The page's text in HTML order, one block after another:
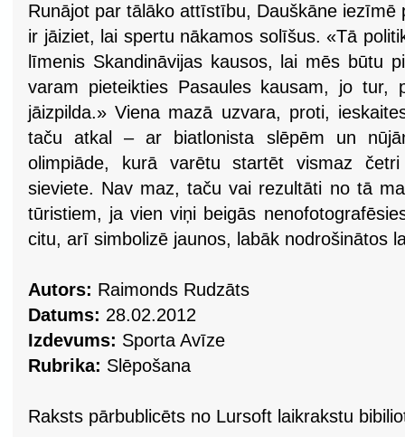
Runājot par tālāko attīstību, Dauškāne iezīmē
ir jāiziet, lai spertu nākamos solīšus. «Tā
līmenis Skandināvijas kausos, lai mēs būtu
varam pieteikties Pasaules kausam, jo tur,
jāizpilda.» Viena mazā uzvara, proti,
taču atkal – ar biatlonista slēpēm un
olimpiāde, kurā varētu startēt vismaz
sieviete. Nav maz, taču vai rezultāti no tā
tūristiem, ja vien viņi beigās
citu, arī simbolizē jaunos, labāk nodrošinātos
Autors: Raimonds Rudzāts
Datums: 28.02.2012
Izdevums: Sporta Avīze
Rubrika: Slēpošana
Raksts pārbublicēts no Lursoft laikrakstu